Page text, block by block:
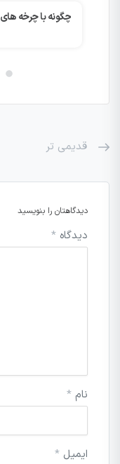
چگونه با چرخه های ۹۰ روزه از بیکاری بکاهیم؟
قدیمی تر
دیدگاهتان را بنویسید
دیدگاه *
نام *
ایمیل *